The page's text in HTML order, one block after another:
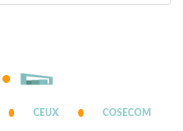
CEUX COSECOM